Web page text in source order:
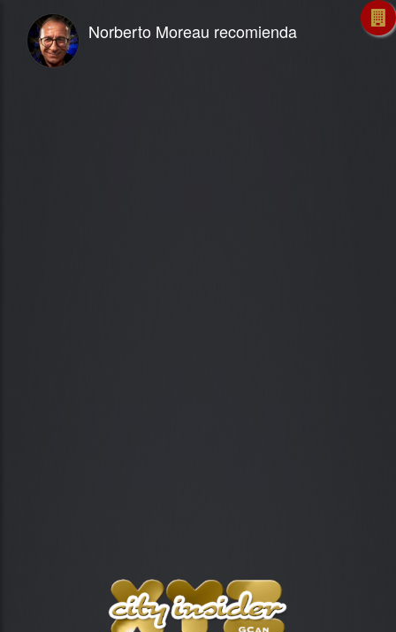
Norberto Moreau recomienda